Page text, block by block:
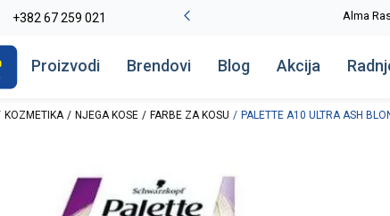
+382 67 259 021
Pogledaj više Alma
Proizvodi Brendovi Blog Akcija
KOZMETIKA NJEGA KOSE FARBE ZA KOSU PALETTE A10 ULTRA ASH